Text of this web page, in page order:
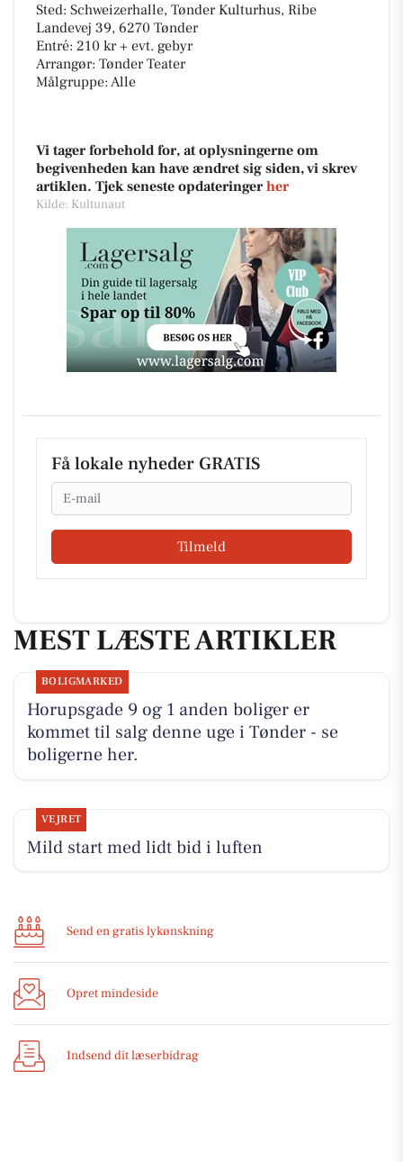
Sted: Schweizerhalle, Tønder Kulturhus, Ribe
Landevej 39, 6270 Tønder
Entré: 210 kr + evt. gebyr
Arrangør: Tønder Teater
Målgruppe: Alle
Vi tager forbehold for, at oplysningerne om
begivenheden kan have ændret sig siden, vi skrev
artiklen. Tjek seneste opdateringer her
Kilde: Kultunaut
Få lokale nyheder GRATIS
Email
Tilmeld
MEST LÆSTE ARTIKLER
BOLIGMARKED
Horupsgade 9 og 1 anden boliger er
kommet til salg denne uge i Tønder - se
boligerne her.
VEJRET
Mild start med lidt bid i luften
Send en gratis lykønskning
Opret mindeside
Indsend dit læserbidrag